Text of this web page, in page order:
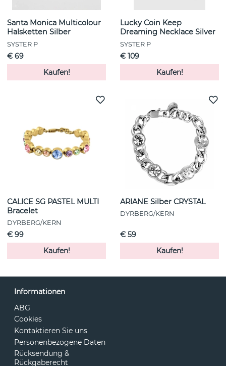
Santa Monica Multicolour
Halsketten Silber
SYSTER P
€ 69
Kaufen!
Lucky Coin Keep
Dreaming Necklace Silver
SYSTER P
€ 109
Kaufen!
CALICE SG PASTEL MULTI
Bracelet
DYRBERG/KERN
€ 99
Kaufen!
ARIANE Silber CRYSTAL
DYRBERG/KERN
€ 59
Kaufen!
Informationen
ABG
Cookies
Kontaktieren Sie uns
Personenbezogene Daten
Rücksendung &
Rückgaberecht